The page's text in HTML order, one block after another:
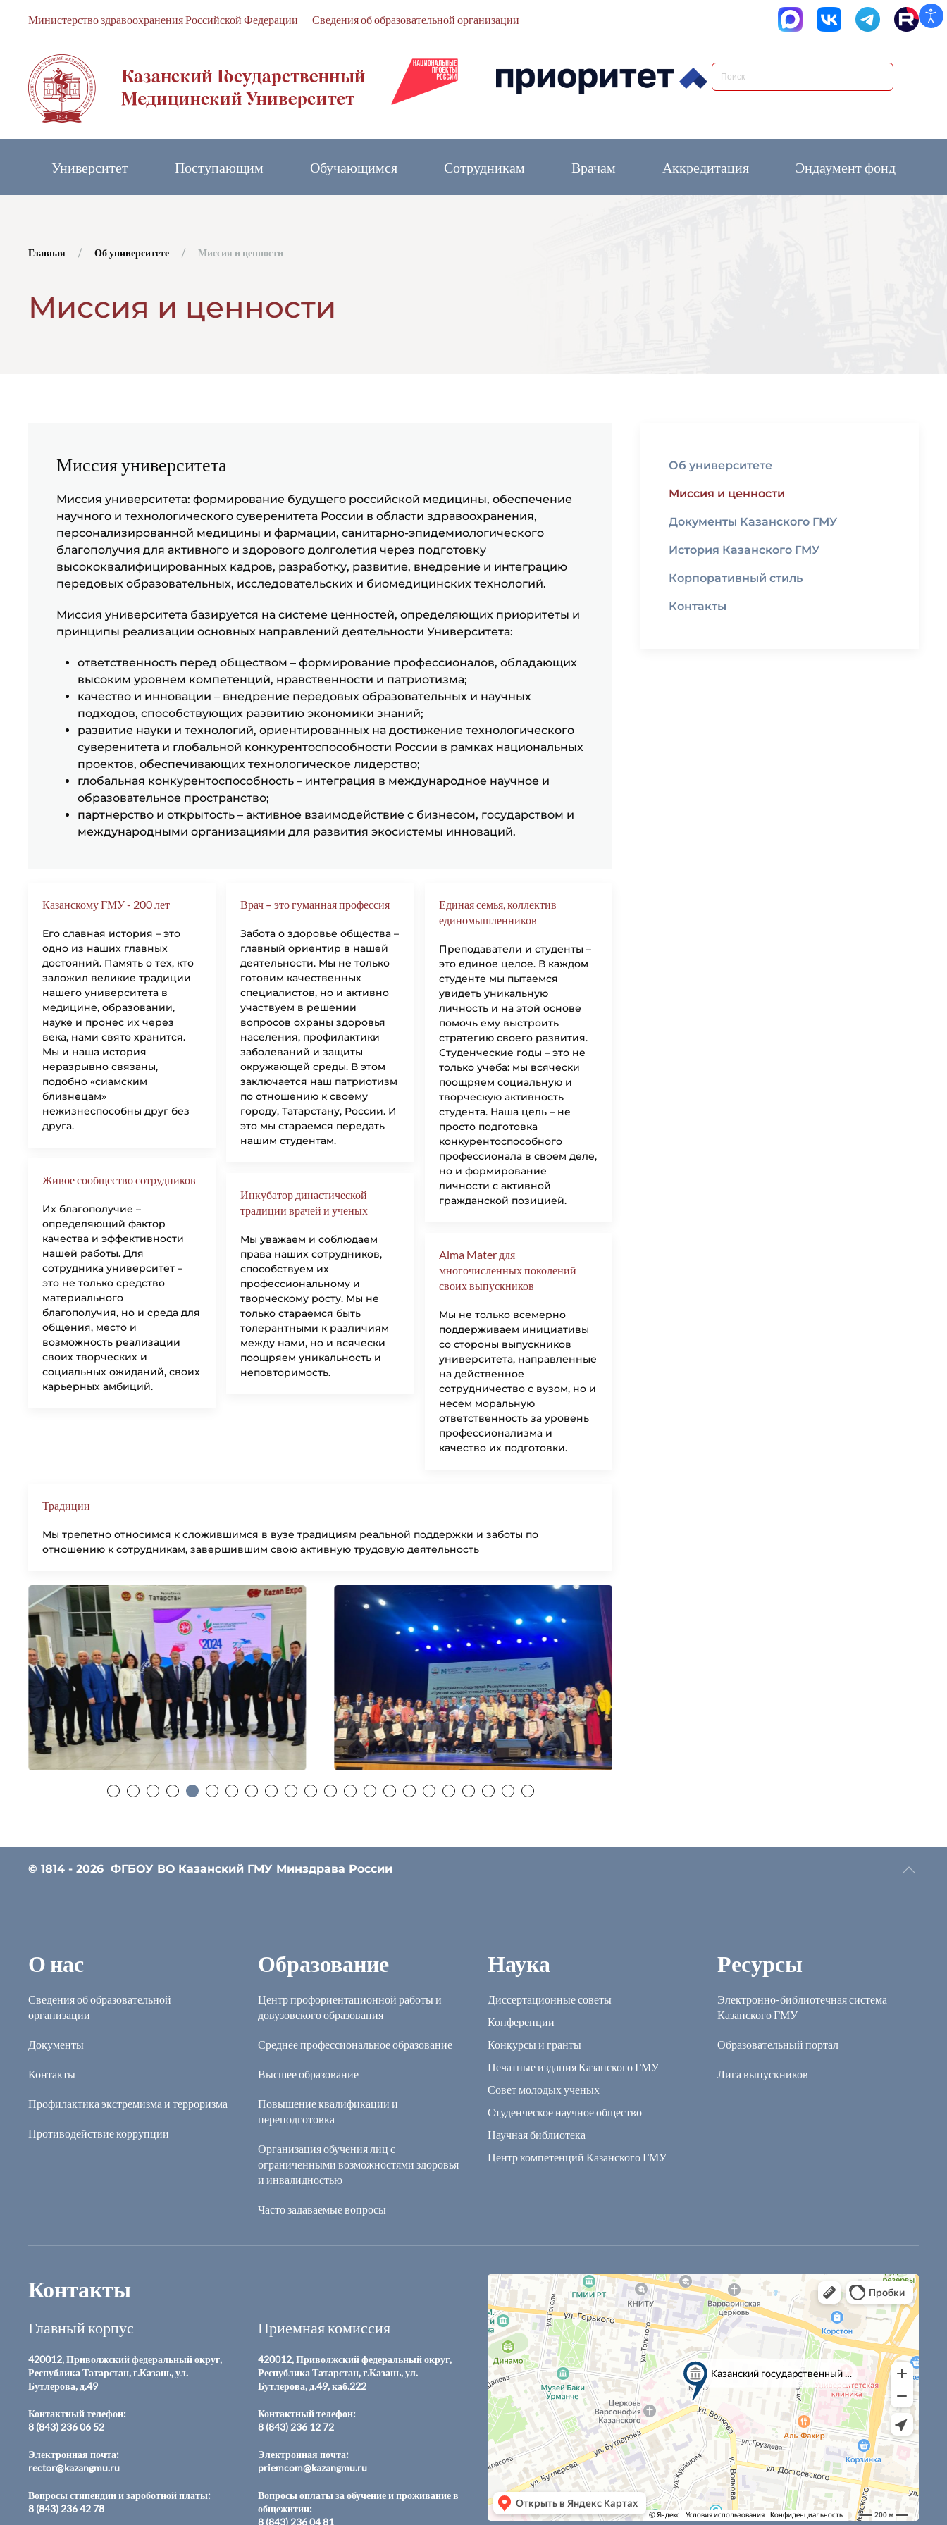
Министерство здравоохранения Российской Федерации Сведения об образовательной организации
Университет Поступающим Обучающимся Сотрудникам Врачам Аккредитация Эндаумент фонд
Главная Об университете Миссия и ценности
Миссия и ценности
Миссия университета
Миссия университета: формирование будущего российской медицины, обеспечение
научного и технологического суверенитета России в области здравоохранения,
персонализированной медицины и фармации, санитарно-эпидемиологического
благополучия для активного и здорового долголетия через подготовку
высококвалифицированных кадров, разработку, развитие, внедрение и интеграцию
передовых образовательных, исследовательских и биомедицинских технологий.
Миссия университета базируется на системе ценностей, определяющих приоритеты и
принципы реализации основных направлений деятельности Университета:
ответственность перед обществом – формирование профессионалов, обладающих
высоким уровнем компетенций, нравственности и патриотизма;
качество и инновации – внедрение передовых образовательных и научных
подходов, способствующих развитию экономики знаний;
развитие науки и технологий, ориентированных на достижение технологического
суверенитета и глобальной конкурентоспособности России в рамках национальных
проектов, обеспечивающих технологическое лидерство;
глобальная конкурентоспособность – интеграция в международное научное и
образовательное пространство;
партнерство и открытость – активное взаимодействие с бизнесом, государством и
международными организациями для развития экосистемы инноваций.
Казанскому ГМУ - 200 лет
Его славная история – это
одно из наших главных
достояний. Память о тех, кто
заложил великие традиции
нашего университета в
медицине, образовании,
науке и пронес их через
века, нами свято хранится.
Мы и наша история
неразрывно связаны,
подобно «сиамским
близнецам»
нежизнеспособны друг без
друга.
Врач – это гуманная профессия
Забота о здоровье общества –
главный ориентир в нашей
деятельности. Мы не только
готовим качественных
специалистов, но и активно
участвуем в решении
вопросов охраны здоровья
населения, профилактики
заболеваний и защиты
окружающей среды. В этом
заключается наш патриотизм
по отношению к своему
городу, Татарстану, России. И
это мы стараемся передать
нашим студентам.
Единая семья, коллектив
единомышленников
Преподаватели и студенты –
это единое целое. В каждом
студенте мы пытаемся
увидеть уникальную
личность и на этой основе
помочь ему выстроить
стратегию своего развития.
Студенческие годы – это не
только учеба: мы всячески
поощряем социальную и
творческую активность
студента. Наша цель – не
просто подготовка
конкурентоспособного
профессионала в своем деле,
но и формирование
личности с активной
гражданской позицией.
Живое сообщество сотрудников
Их благополучие –
определяющий фактор
качества и эффективности
нашей работы. Для
сотрудника университет –
это не только средство
материального
благополучия, но и среда для
общения, место и
возможность реализации
своих творческих и
социальных ожиданий, своих
карьерных амбиций.
Инкубатор династической
традиции врачей и ученых
Мы уважаем и соблюдаем
права наших сотрудников,
способствуем их
профессиональному и
творческому росту. Мы не
только стараемся быть
толерантными к различиям
между нами, но и всячески
поощряем уникальность и
неповторимость.
Alma Mater для
многочисленных поколений
своих выпускников
Мы не только всемерно
поддерживаем инициативы
со стороны выпускников
университета, направленные
на действенное
сотрудничество с вузом, но и
несем моральную
ответственность за уровень
профессионализма и
качество их подготовки.
Традиции
Мы трепетно относимся к сложившимся в вузе традициям реальной поддержки и заботы по
отношению к сотрудникам, завершившим свою активную трудовую деятельность
Об университете
Миссия и ценности
Документы Казанского ГМУ
История Казанского ГМУ
Корпоративный стиль
Контакты
© 1814 - 2026 ФГБОУ ВО Казанский ГМУ Минздрава России
О нас
Сведения об образовательной
организации
Документы
Контакты
Профилактика экстремизма и терроризма
Противодействие коррупции
Образование
Центр профориентационной работы и
довузовского образования
Среднее профессиональное образование
Высшее образование
Повышение квалификации и
переподготовка
Организация обучения лиц с
ограниченными возможностями здоровья
и инвалидностью
Часто задаваемые вопросы
Наука
Диссертационные советы
Конференции
Конкурсы и гранты
Печатные издания Казанского ГМУ
Совет молодых ученых
Студенческое научное общество
Научная библиотека
Центр компетенций Казанского ГМУ
Ресурсы
Электронно-библиотечная система
Казанского ГМУ
Образовательный портал
Лига выпускников
Контакты
Главный корпус
420012, Приволжский федеральный округ,
Республика Татарстан, г.Казань, ул.
Бутлерова, д.49
Контактный телефон:
8 (843) 236 06 52
Электронная почта:
rector@kazangmu.ru
Вопросы стипендии и зароботной платы:
8 (843) 236 42 78
Приемная комиссия
420012, Приволжский федеральный округ,
Республика Татарстан, г.Казань, ул.
Бутлерова, д.49, каб.222
Контактный телефон:
8 (843) 236 12 72
Электронная почта:
priemcom@kazangmu.ru
Вопросы оплаты за обучение и проживание в
общежитии:
8 (843) 236 04 81